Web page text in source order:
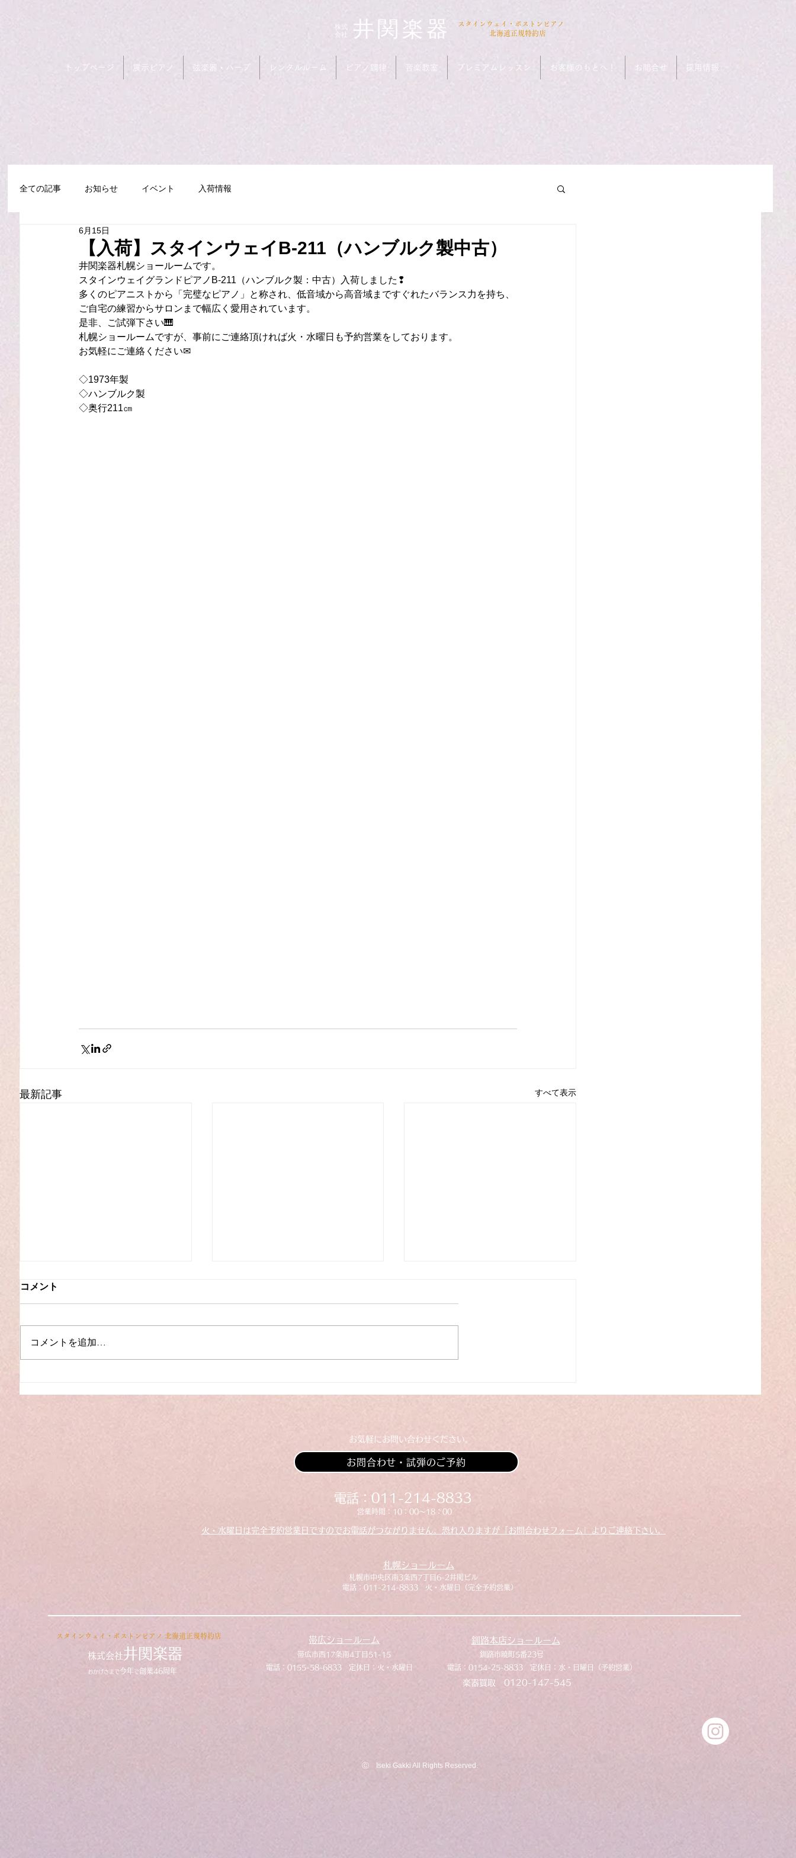
​株式
会社 井関楽器
​スタインウェイ・ボストンピアノ
北海道正規特約店
トップページ 展示ピアノ 弦楽器・ハープ レンタルルーム ピアノ調律 音楽教室 プレミアムレッスン お客様のもとへ！ お問合せ 採用情報
全ての記事 お知らせ イベント 入荷情報
【入荷】スタインウェイB-211（ハンブルク製中古）
6月15日
井関楽器札幌ショールームです。
スタインウェイグランドピアノB-211（ハンブルク製：中古）入荷しました❢
多くのピアニストから「完璧なピアノ」と称され、低音域から高音域まですぐれたバランス力を持ち、
ご自宅の練習からサロンまで幅広く愛用されています。
是非、ご試弾下さい🎹
札幌ショールームですが、事前にご連絡頂ければ火・水曜日も予約営業をしております。
お気軽にご連絡ください✉
◇1973年製
◇ハンブルク製
◇奥行211㎝
最新記事 すべて表示
古）
ピアノC3L（中古）
コメント
コメントを追加…
​お気軽にお問い合わせください。
お問合わせ・試弾のご予約
​​電話：011-214-8833
​​営業時間：10：00～18：00
火・水曜日は完全予約営業日ですのでお電話がつながりません。恐れ入りますが「お問合わせフォーム」よりご連絡下さい。
札幌ショールーム
​札幌市中央区南3条西7丁目6-2井関ビル
​電話：011-214-8833 火・水曜日（完全予約営業）
​スタインウェイ・ボストンピアノ 北海道正規特約店
株式会社井関楽器
おかげさまで今年 で 創業46周年
帯広ショールーム
​帯広市西17条南4丁目51-15
​電話：0155-58-6833 定休日：火・水曜日
釧路本店ショールーム
​釧路市暁町5番23号
​電話：0154-25-8833 定休日：水・日曜日（予約営業）
​楽器買取 0120-147-545
​Ⓒ Iseki Gakki All Rights Reserved.